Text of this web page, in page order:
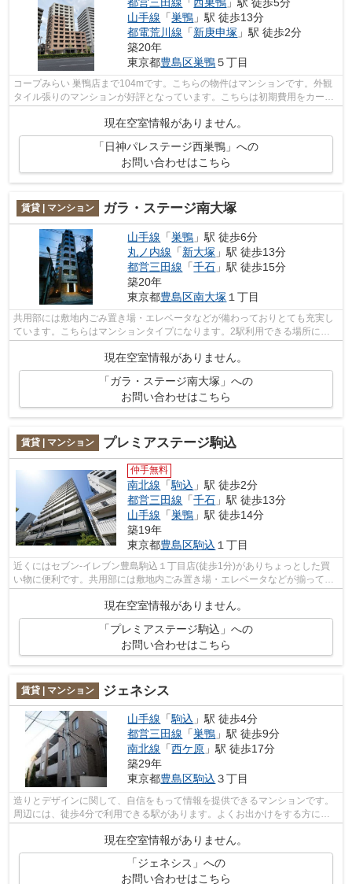
山手線 「巣鴨 」駅 徒歩13分
都電荒川線 「新庚申塚 」駅 徒歩2分
築20年
東京都豊島区巣鴨５丁目
コープみらい 巣鴨店まで104mです。こちらの物件はマンションです。外観
タイル張りのマンションが好評となっています。こちらは初期費用をカード
現在空室情報がありません。
「日神パレステージ西巣鴨」への
お問い合わせはこちら
賃貸 | マンション ガラ・ステージ南大塚
山手線 「巣鴨 」駅 徒歩6分
丸ノ内線 「新大塚 」駅 徒歩13分
都営三田線 「千石 」駅 徒歩15分
築20年
東京都豊島区南大塚 １丁目
共用部には敷地内ごみ置き場・エレベータなどが備わっておりとても充実し
ています。こちらはマンションタイプになります。2駅利用できる場所にあ
現在空室情報がありません。
「ガラ・ステージ南大塚」への
お問い合わせはこちら
賃貸 | マンション プレミアステージ駒込
仲手無料
南北線 「駒込 」駅 徒歩2分
都営三田線 「千石 」駅 徒歩13分
山手線 「巣鴨 」駅 徒歩14分
築19年
東京都豊島区駒込 １丁目
近くにはセブン-イレブン豊島駒込１丁目店(徒歩1分)がありちょっとした買
い物に便利です。共用部には敷地内ごみ置き場・エレベータなどが揃ってお
ります。眺望良好な物件です。防犯対...
現在空室情報がありません。
「プレミアステージ駒込」への
お問い合わせはこちら
賃貸 | マンション ジェネシス
山手線 「駒込 」駅 徒歩4分
都営三田線 「巣鴨 」駅 徒歩9分
南北線 「西ケ原 」駅 徒歩17分
築29年
東京都豊島区駒込 ３丁目
造りとデザインに関して、自信をもって情報を提供できるマンションです。
周辺には、徒歩4分で利用できる駅があります。よくお出かけをする方にも
便利な、2駅利用可能な物件です。上か...
現在空室情報がありません。
「ジェネシス」への
お問い合わせはこちら